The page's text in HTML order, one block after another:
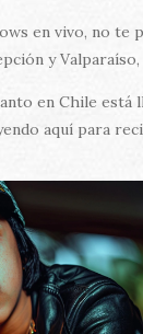
en vivo, no te
y
en Chile está
aquí para